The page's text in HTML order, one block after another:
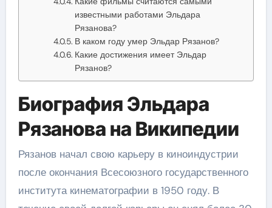
известными работами Эльдара
Рязанова?
В каком году умер Эльдар Рязанов?
Какие достижения имеет Эльдар
Рязанов?
Биография Эльдара
Рязанова на Википедии
Рязанов начал свою карьеру в киноиндустрии
после окончания Всесоюзного государственного
института кинематографии в 1950 году. В